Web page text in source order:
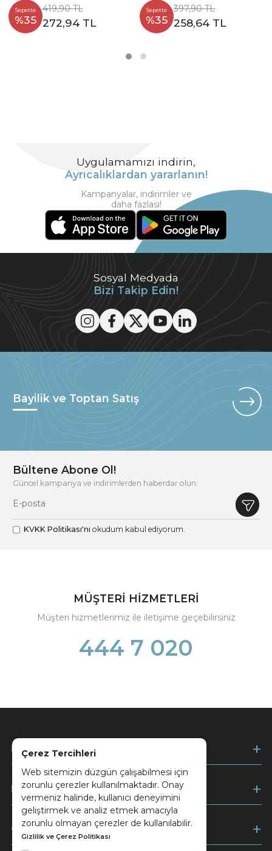
Çerez Tercihleri
Web sitemizin düzgün çalışabilmesi için
zorunlu çerezler kullanılmaktadır. Onay
vermeniz halinde, kullanıcı deneyimini
geliştirmek ve analiz etmek amacıyla
zorunlu olmayan çerezler de kullanılabilir.
Gizlilik ve Çerez Politikası
Sepette
%35
419,90 TL
272,94 TL
Sepette
%35
397,90 TL
258,64 TL
Sosyal Medyada
Bizi Takip Edin!
Uygulamamızı indirin,
Ayrıcalıklardan yararlanın!
Kampanyalar, indirimler ve
daha fazlası!
Bayilik ve Toptan Satış
Bültene Abone Ol!
Güncel kampanya ve indirimlerden haberdar olun.
KVKK Politikası'nı okudum kabul ediyorum.
MÜŞTERİ HİZMETLERİ
Müşteri hizmetlerimiz ile iletişime geçebilirsiniz
444 7 020
Kurumsal
Müşteri Hizmetleri
Ödeme